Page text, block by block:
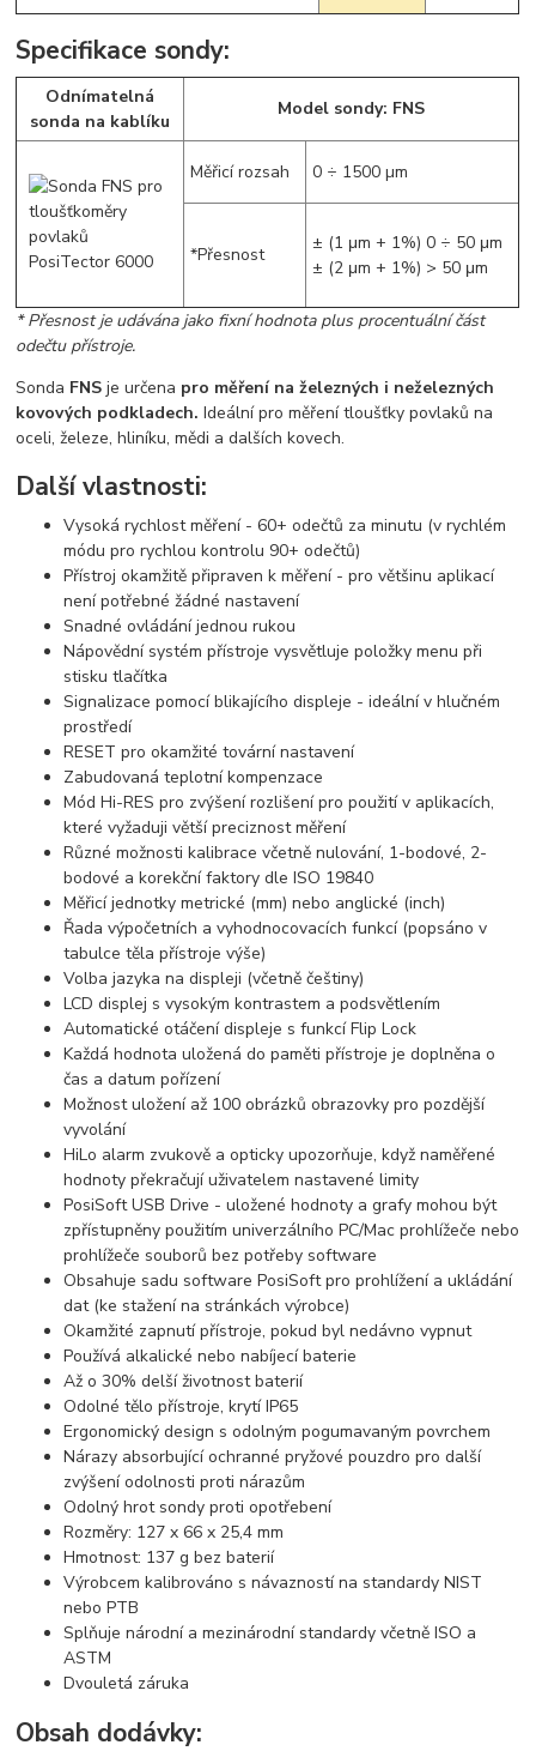
Specifikace sondy:
Odnímatelná
sonda na kablíku
Model sondy: FNS
Měřicí rozsah 0 ÷ 1500 µm
*Přesnost
± (1 μm + 1%) 0 ÷ 50 μm
± (2 μm + 1%) > 50 μm
* Přesnost je udávána jako fixní hodnota plus procentuální část
odečtu přístroje.
Sonda FNS je určena pro měření na železných i neželezných
kovových podkladech.Ideální pro měření tloušťky povlaků na
oceli, železe, hliníku, mědi a dalších kovech.
Další vlastnosti:
Vysoká rychlost měření - 60+ odečtů za minutu (v rychlém
módu pro rychlou kontrolu 90+ odečtů)
Přístroj okamžitě připraven k měření - pro většinu aplikací
není potřebné žádné nastavení
Snadné ovládání jednou rukou
Nápovědní systém přístroje vysvětluje položky menu při
stisku tlačítka
Signalizace pomocí blikajícího displeje - ideální v hlučném
prostředí
RESET pro okamžité tovární nastavení
Zabudovaná teplotní kompenzace
Mód Hi-RES pro zvýšení rozlišení pro použití v aplikacích,
které vyžaduji větší preciznost měření
Různé možnosti kalibrace včetně nulování, 1-bodové, 2-
bodové a korekční faktory dle ISO 19840
Měřicí jednotky metrické (mm) nebo anglické (inch)
Řada výpočetních a vyhodnocovacích funkcí (popsáno v
tabulce těla přístroje výše)
Volba jazyka na displeji (včetně češtiny)
LCD displej s vysokým kontrastem a podsvětlením
Automatické otáčení displeje s funkcí Flip Lock
Každá hodnota uložená do paměti přístroje je doplněna o
čas a datum pořízení
Možnost uložení až 100 obrázků obrazovky pro pozdější
vyvolání
HiLo alarm zvukově a opticky upozorňuje, když naměřené
hodnoty překračují uživatelem nastavené limity
PosiSoft USB Drive - uložené hodnoty a grafy mohou být
zpřístupněny použitím univerzálního PC/Mac prohlížeče nebo
prohlížeče souborů bez potřeby software
Obsahuje sadu software PosiSoft pro prohlížení a ukládání
dat (ke stažení na stránkách výrobce)
Okamžité zapnutí přístroje, pokud byl nedávno vypnut
Používá alkalické nebo nabíjecí baterie
Až o 30% delší životnost baterií
Odolné tělo přístroje, krytí IP65
Ergonomický design s odolným pogumavaným povrchem
Nárazy absorbující ochranné pryžové pouzdro pro další
zvýšení odolnosti proti nárazům
Odolný hrot sondy proti opotřebení
Rozměry: 127 x 66 x 25,4 mm
Hmotnost: 137 g bez baterií
Výrobcem kalibrováno s návazností na standardy NIST
nebo PTB
Splňuje národní a mezinárodní standardy včetně ISO a
ASTM
Dvouletá záruka
Obsah dodávky: